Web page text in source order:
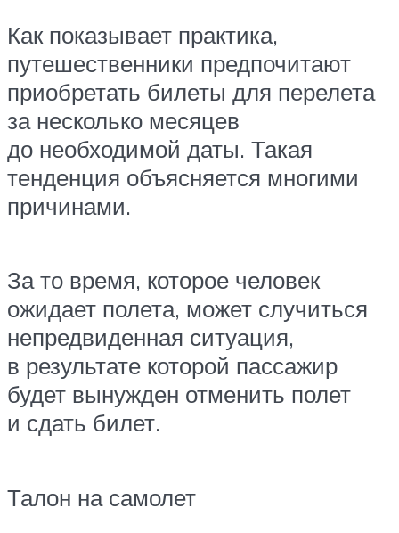
Как показывает практика,
путешественники предпочитают
приобретать билеты для перелета
за несколько месяцев
до необходимой даты. Такая
тенденция объясняется многими
причинами.
За то время, которое человек
ожидает полета, может случиться
непредвиденная ситуация,
в результате которой пассажир
будет вынужден отменить полет
и сдать билет.
Талон на самолет